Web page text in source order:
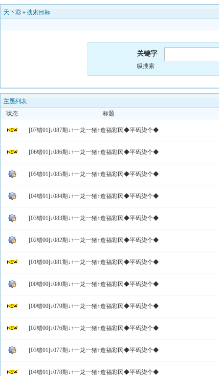
天下彩 » 搜索目标
关键字
级搜索
主题列表
状态
标题
[07错01]↓087期↓↑一龙一猪↑造福彩民◆平码柒个◆
[06错01]↓086期↓↑一龙一猪↑造福彩民◆平码柒个◆
[05错01]↓085期↓↑一龙一猪↑造福彩民◆平码柒个◆
[04错01]↓084期↓↑一龙一猪↑造福彩民◆平码柒个◆
[03错01]↓083期↓↑一龙一猪↑造福彩民◆平码柒个◆
[02错00]↓082期↓↑一龙一猪↑造福彩民◆平码柒个◆
[01错00]↓081期↓↑一龙一猪↑造福彩民◆平码柒个◆
[00错00]↓080期↓↑一龙一猪↑造福彩民◆平码柒个◆
[00错00]↓079期↓↑一龙一猪↑造福彩民◆平码柒个◆
[02错00]↓076期↓↑一龙一猪↑造福彩民◆平码柒个◆
[03错01]↓077期↓↑一龙一猪↑造福彩民◆平码柒个◆
[04错01]↓078期↓↑一龙一猪↑造福彩民◆平码柒个◆